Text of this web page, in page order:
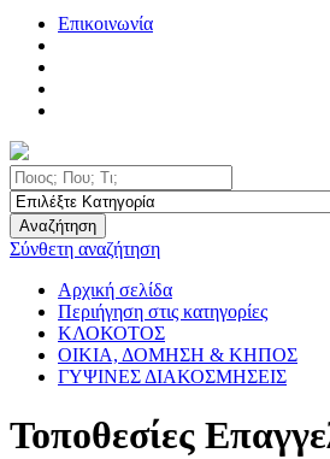
Επικοινωνία
Αναζήτηση
Σύνθετη αναζήτηση
Αρχική σελίδα
Περιήγηση στις κατηγορίες
ΚΛΟΚΟΤΟΣ
ΟΙΚΙΑ, ΔΟΜΗΣΗ & ΚΗΠΟΣ
ΓΥΨΙΝΕΣ ΔΙΑΚΟΣΜΗΣΕΙΣ
Τοποθεσίες